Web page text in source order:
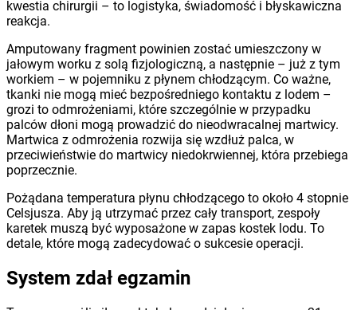
kwestia chirurgii – to logistyka, świadomość i błyskawiczna
reakcja.
Amputowany fragment powinien zostać umieszczony w
jałowym worku z solą fizjologiczną, a następnie – już z tym
workiem – w pojemniku z płynem chłodzącym. Co ważne,
tkanki nie mogą mieć bezpośredniego kontaktu z lodem –
grozi to odmrożeniami, które szczególnie w przypadku
palców dłoni mogą prowadzić do nieodwracalnej martwicy.
Martwica z odmrożenia rozwija się wzdłuż palca, w
przeciwieństwie do martwicy niedokrwiennej, która przebiega
poprzecznie.
Pożądana temperatura płynu chłodzącego to około 4 stopnie
Celsjusza. Aby ją utrzymać przez cały transport, zespoły
karetek muszą być wyposażone w zapas kostek lodu. To
detale, które mogą zadecydować o sukcesie operacji.
System zdał egzamin